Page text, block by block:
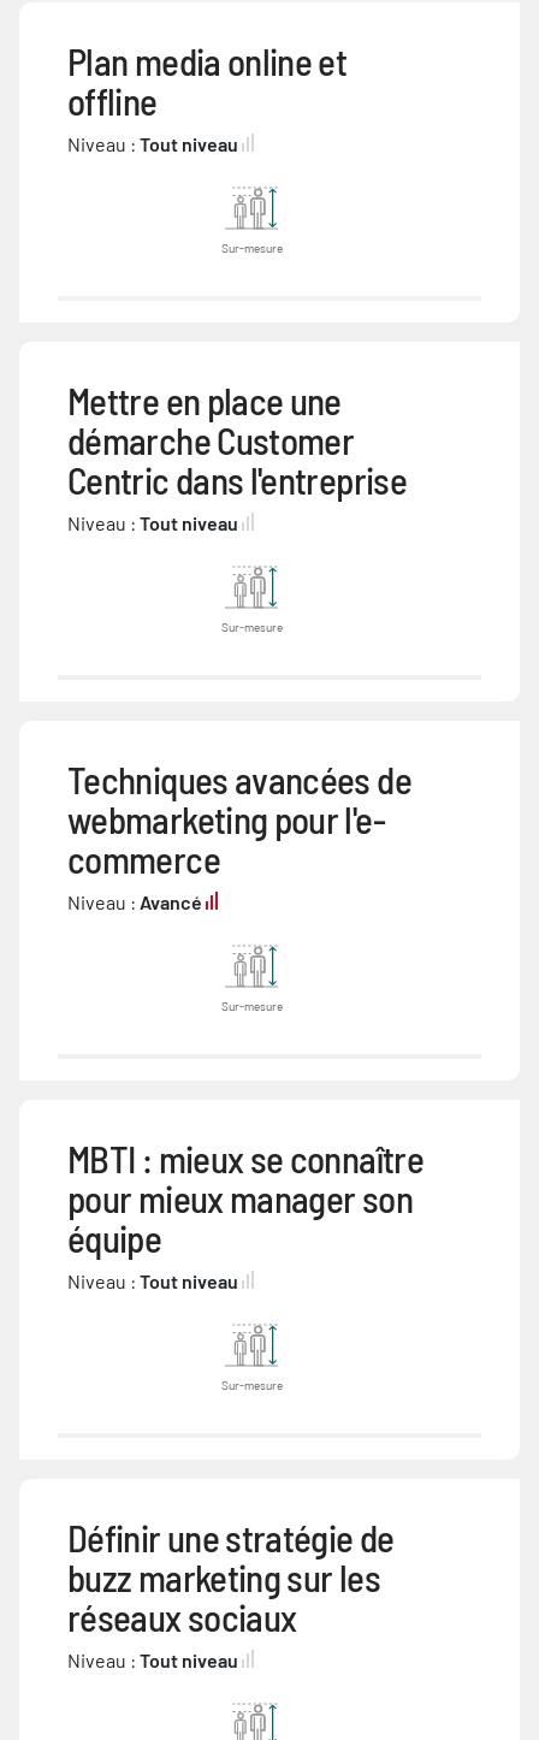
Plan media online et
offline
Niveau : Tout niveau
Sur-mesure
Mettre en place une
démarche Customer
Centric dans l'entreprise
Niveau : Tout niveau
Sur-mesure
Techniques avancées de
webmarketing pour l'e-
commerce
Niveau : Avancé
Sur-mesure
MBTI : mieux se connaître
pour mieux manager son
équipe
Niveau : Tout niveau
Sur-mesure
Définir une stratégie de
buzz marketing sur les
réseaux sociaux
Niveau : Tout niveau